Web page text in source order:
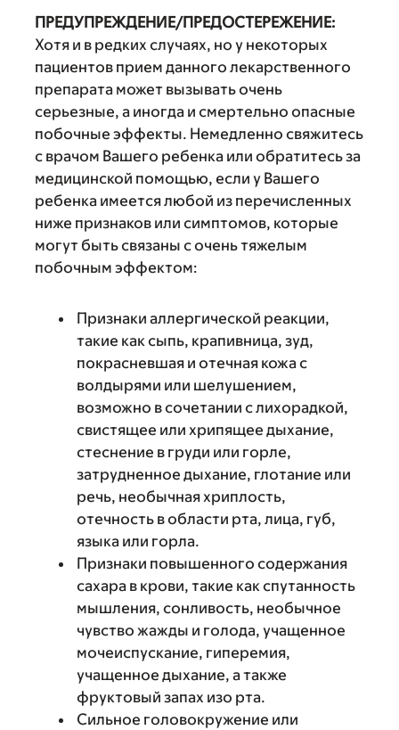
ПРЕДУПРЕЖДЕНИЕ/ПРЕДОСТЕРЕЖЕНИЕ:
Хотя и в редких случаях, но у некоторых
пациентов прием данного лекарственного
препарата может вызывать очень
серьезные, а иногда и смертельно опасные
побочные эффекты. Немедленно свяжитесь
с врачом Вашего ребенка или обратитесь за
медицинской помощью, если у Вашего
ребенка имеется любой из перечисленных
ниже признаков или симптомов, которые
могут быть связаны с очень тяжелым
побочным эффектом:
Признаки аллергической реакции,
такие как сыпь, крапивница, зуд,
покрасневшая и отечная кожа с
волдырями или шелушением,
возможно в сочетании с лихорадкой,
свистящее или хрипящее дыхание,
стеснение в груди или горле,
затрудненное дыхание, глотание или
речь, необычная хриплость,
отечность в области рта, лица, губ,
языка или горла.
Признаки повышенного содержания
сахара в крови, такие как спутанность
мышления, сонливость, необычное
чувство жажды и голода, учащенное
мочеиспускание, гиперемия,
учащенное дыхание, а также
фруктовый запах изо рта.
Сильное головокружение или